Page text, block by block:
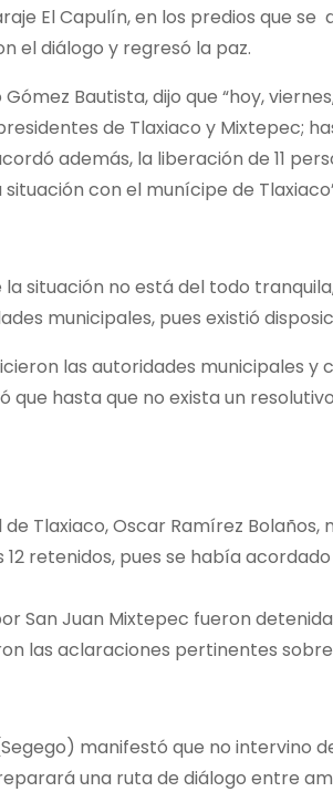
El Capulín, en los predios que
el diálogo y regresó la paz.
Bautista, dijo que “hoy,
de Tlaxiaco y Mixtepec;
además, la liberación de 11
con el munícipe de
situación no está del todo
municipales, pues existió
las autoridades municipales
que hasta que no exista un
Tlaxiaco, Oscar Ramírez
12 retenidos, pues se había
San Juan Mixtepec fueron
las aclaraciones pertinentes
manifestó que no intervino
una ruta de diálogo entre